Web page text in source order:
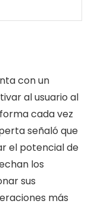
con un
al usuario al
cada vez
señaló que
el potencial de
los
sus
más